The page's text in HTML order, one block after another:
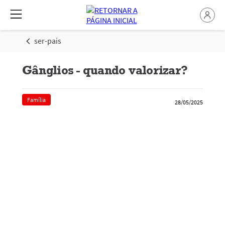
ser-pais
Gânglios - quando valorizar?
Família 28/05/2025